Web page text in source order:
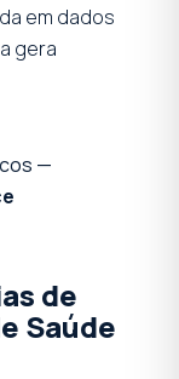
em dados
gera
—
de
Saúde